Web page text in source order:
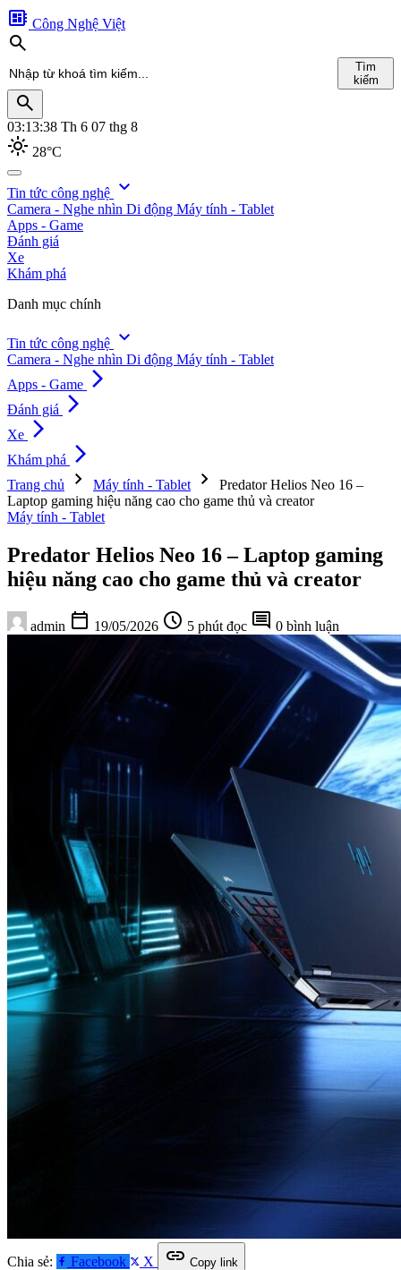
developer_board Công Nghệ Việt
search
Tìm
kiếm
search
03:13:39 Th 6 07 thg 8
light_mode 28°C
search
Tin tức công nghệ expand_more
Camera - Nghe nhìn Di động Máy tính - Tablet
Apps - Game
Đánh giá
Xe
Khám phá
Danh mục chính
Tin tức công nghệ expand_more
Camera - Nghe nhìn Di động Máy tính - Tablet
Apps - Game arrow_forward_ios
Đánh giá arrow_forward_ios
Xe arrow_forward_ios
Khám phá arrow_forward_ios
Trang chủ chevron_right Máy tính - Tablet chevron_right
Predator Helios Neo 16 –
Laptop gaming hiệu năng cao cho game thủ và creator
Máy tính - Tablet
Predator Helios Neo 16 – Laptop gaming
hiệu năng cao cho game thủ và creator
admin calendar_today 19/05/2026 schedule 5 phút đọc comment 0 bình luận
Chia sẻ: Facebook X link Copy link